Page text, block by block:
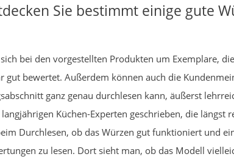
Sie bestimmt einige gute
bei den vorgestellten Produkten um Exemplare,
gut bewertet. Außerdem können auch die
ganz genau durchlesen kann, äußerst
Küchen-Experten geschrieben, die längst
Durchlesen, ob das Würzen gut funktioniert und
zu lesen. Dort sieht man, ob das Modell